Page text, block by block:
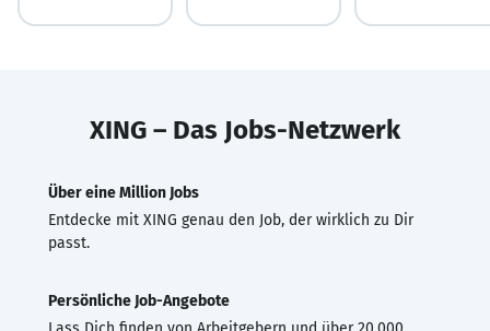
XING – Das Jobs-Netzwerk
Über eine Million Jobs
Entdecke mit XING genau den Job, der wirklich zu Dir
passt.
Persönliche Job-Angebote